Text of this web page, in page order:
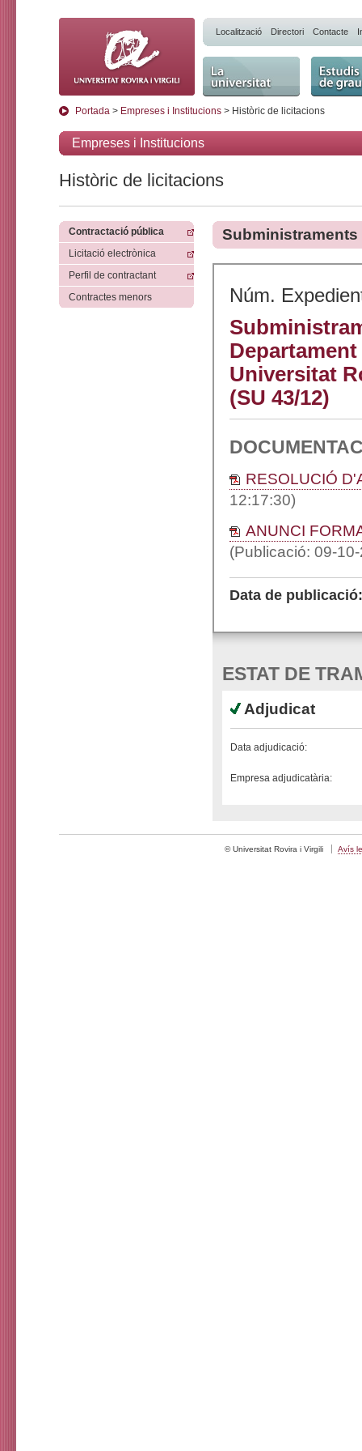
Localització Directori Contacte
La Universitat Estudis
Portada > Empreses i Institucions > Històric de licitacions
Empreses i Institucions
Històric de licitacions
Contractació pública
Licitació electrònica
Perfil de contractant
Contractes menors
Subministraments
Núm.
Universitat
(SU 43/12)
RESOLUCIÓ
12:17:30)
ANUNCI
(Publicació: 09-
Data de
ESTAT DE
Adjudicat
Data adjudicació:
Empresa adjudicatària:
© Universitat Rovira i Virgili Avís